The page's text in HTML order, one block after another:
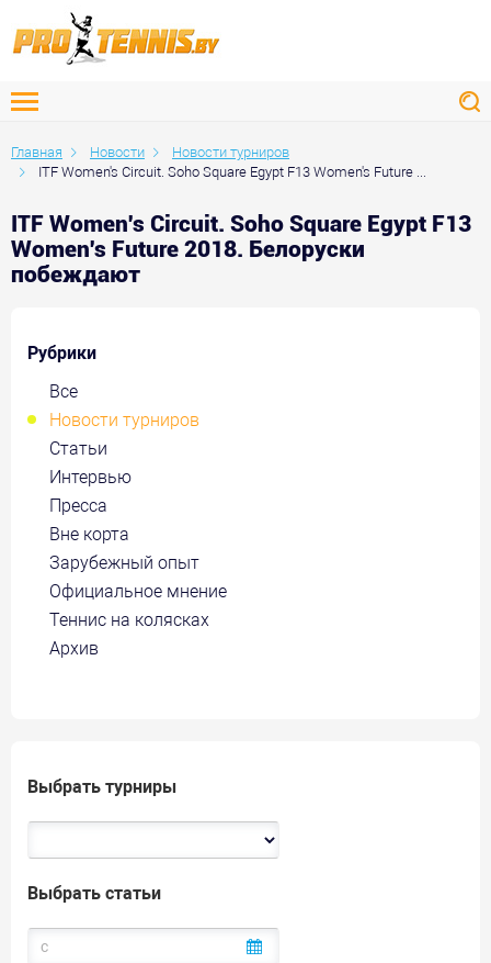
Главная Новости
Новости турниров
ITF Women's Circuit. Soho Square Egypt F13 Women's Future ...
ITF Women's Circuit. Soho Square Egypt F13
Women's Future 2018. Белоруски
побеждают
Рубрики
Все
Новости турниров
Статьи
Интервью
Пресса
Вне корта
Зарубежный опыт
Официальное мнение
Теннис на колясках
Архив
Выбрать турниры
Выбрать статьи